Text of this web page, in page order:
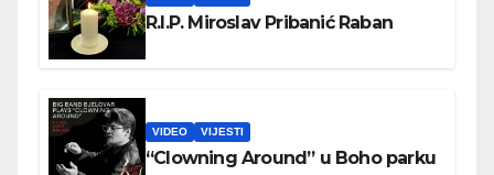
R.I.P. Miroslav Pribanić Raban
VIDEO VIJESTI
“Clowning Around” u Boho parku